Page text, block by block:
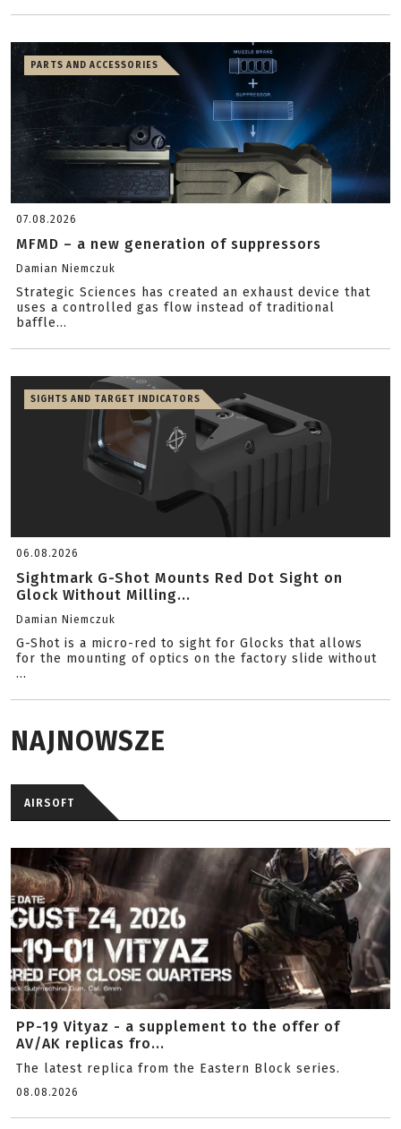
PARTS AND ACCESSORIES
07.08.2026
MFMD – a new generation of suppressors
Damian Niemczuk
Strategic Sciences has created an exhaust device that
uses a controlled gas flow instead of traditional
baffle...
SIGHTS AND TARGET INDICATORS
06.08.2026
Sightmark G-Shot Mounts Red Dot Sight on
Glock Without Milling...
Damian Niemczuk
G-Shot is a micro-red to sight for Glocks that allows
for the mounting of optics on the factory slide without
...
NAJNOWSZE
AIRSOFT
PP-19 Vityaz - a supplement to the offer of
AV/AK replicas fro...
The latest replica from the Eastern Block series.
08.08.2026